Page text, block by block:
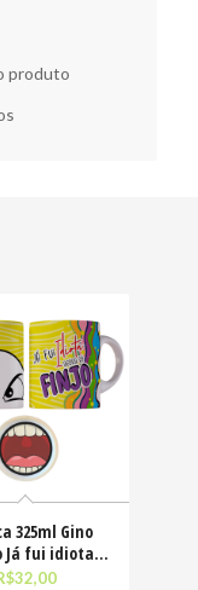
produto
325ml Gino
Já fui idiota
finjo Meme
32,00